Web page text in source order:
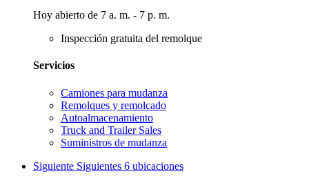
Hoy abierto de 7 a. m. - 7 p. m.
Inspección gratuita del remolque
Servicios
Camiones para mudanza
Remolques y remolcado
Autoalmacenamiento
Truck and Trailer Sales
Suministros de mudanza
Siguiente Siguientes 6 ubicaciones